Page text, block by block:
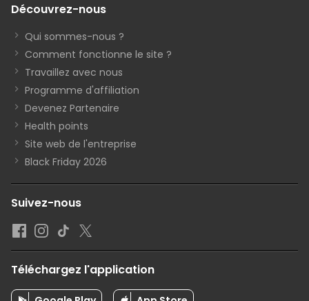
Découvrez-nous
Qui sommes-nous ?
Comment fonctionne le site ?
Travaillez avec nous
Programme d'affiliation
Devenez Partenaire
Health points
Site web de l'entreprise
Black Friday 2026
Suivez-nous
Téléchargez l'application